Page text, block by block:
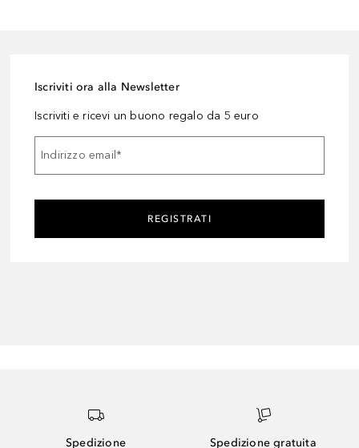
Iscriviti ora alla Newsletter
Iscriviti e ricevi un buono regalo da 5 euro
Indirizzo email*
REGISTRATI
Spedizione Spedizione gratuita